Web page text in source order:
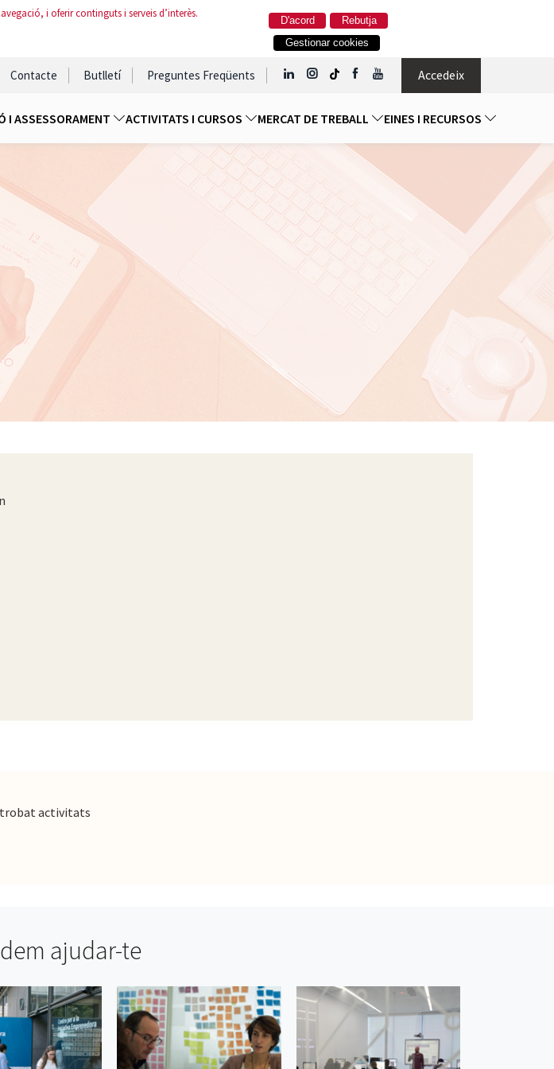
i oferir continguts i serveis d’interès.
Rebutja
D'acord
Gestionar cookies
Contacte Butlletí Preguntes Freqüents Accedeix
I ASSESSORAMENT ACTIVITATS I CURSOS MERCAT DE TREBALL EINES I RECURSOS
trobat activitats
ajudar-te